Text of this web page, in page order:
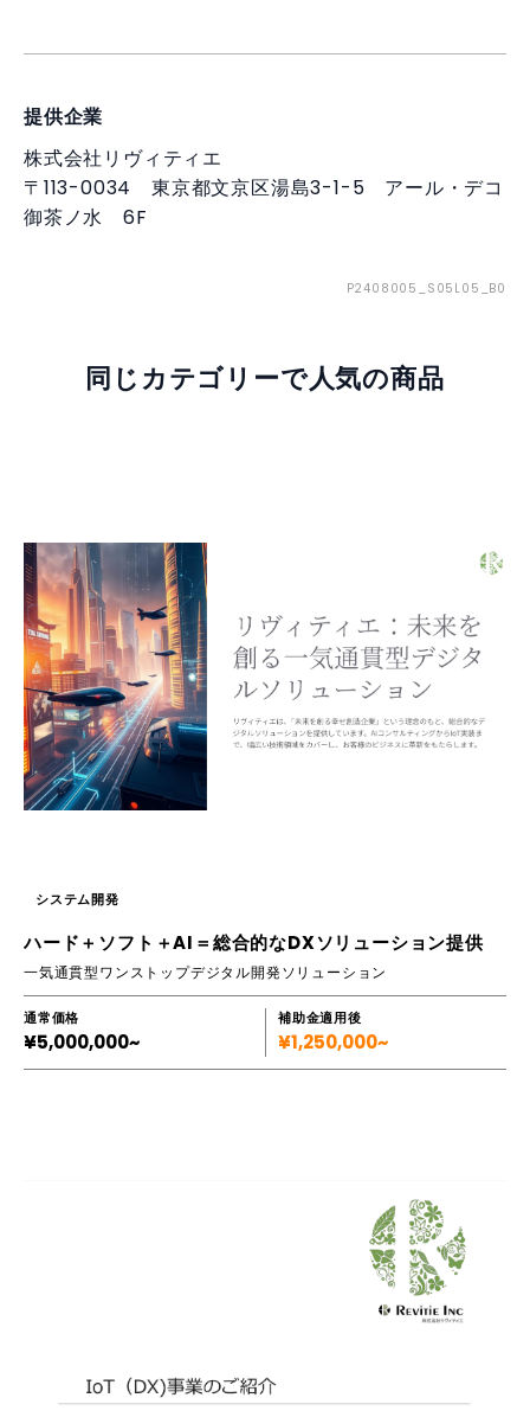
提供企業
株式会社リヴィティエ
〒113-0034 東京都文京区湯島3-1-5 アール・デコ
御茶ノ水 6F
P2408005_S05L05_B0
同じカテゴリーで人気の商品
システム開発
ハード＋ソフト＋AI＝総合的なDXソリューション提供
一気通貫型ワンストップデジタル開発ソリューション
通常価格
¥5,000,000~
補助金適用後
¥1,250,000~